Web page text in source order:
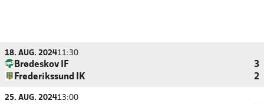
18. AUG. 202411:30
Brødeskov IF
3
Frederikssund IK
2
25. AUG. 202413:00